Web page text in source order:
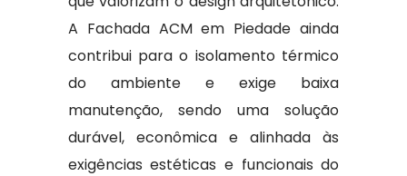
A Fachada ACM em Piedade ainda
contribui para o isolamento térmico
do ambiente e exige baixa
manutenção, sendo uma solução
durável, econômica e alinhada às
exigências estéticas e funcionais do